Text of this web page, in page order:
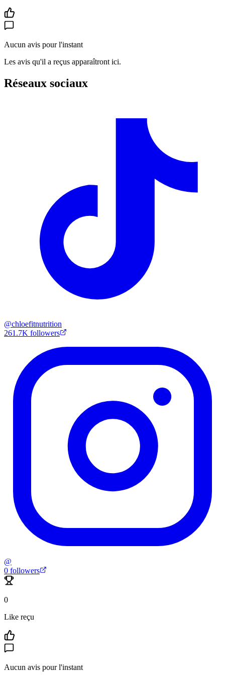
Aucun avis pour l'instant
Les avis qu'il a reçus apparaîtront ici.
Réseaux sociaux
@chloefitnutrition
261.7K followers
@
0 followers
0
Like reçu
Aucun avis pour l'instant